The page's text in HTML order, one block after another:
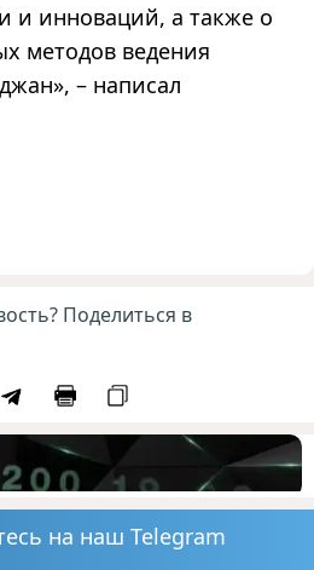
и инноваций, а также о
методов ведения
– написал
Поделиться в
на наш Telegram